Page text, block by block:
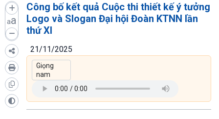
aa
Công bố kết quả Cuộc thi thiết kế ý tưởng
Logo và Slogan Đại hội Đoàn KTNN lần
thứ XI
21/11/2025